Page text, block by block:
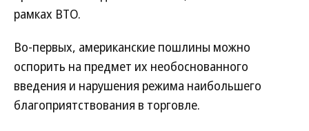
рамках ВТО.
Во-первых, американские пошлины можно
оспорить на предмет их необоснованного
введения и нарушения режима наибольшего
благоприятствования в торговле.